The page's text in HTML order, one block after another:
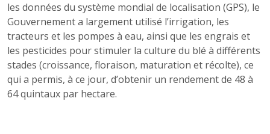
les données du système mondial de localisation (GPS), le
Gouvernement a largement utilisé l’irrigation, les
tracteurs et les pompes à eau, ainsi que les engrais et
les pesticides pour stimuler la culture du blé à différents
stades (croissance, floraison, maturation et récolte), ce
qui a permis, à ce jour, d’obtenir un rendement de 48 à
64 quintaux par hectare.